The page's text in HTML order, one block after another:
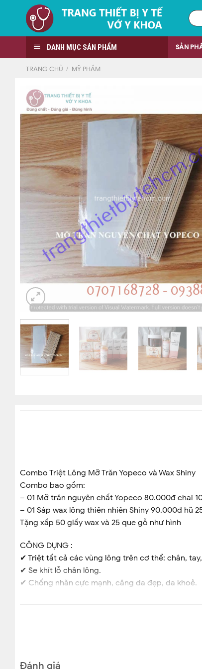
Tìm
kiếm:
DANH MỤC SẢN PHẨM SẢN
TRANG CHỦ / MỸ PHẨM
Combo Triệt Lông Mỡ Trăn Yopeco và Wax Shiny
Combo bao gồm:
– 01 Mỡ trăn nguyên chất Yopeco 80.000đ chai
– 01 Sáp wax lông thiên nhiên Shiny 90.000đ hũ
Tặng xấp 50 giấy wax và 25 que gỗ như hình
CÔNG DỤNG :
✔ Triệt tất cả các vùng lông trên cơ thể: chân,
✔ Se khít lỗ chân lông.
✔ Chống nhăn cực mạnh, căng da đẹp, da khoẻ.
Đánh giá